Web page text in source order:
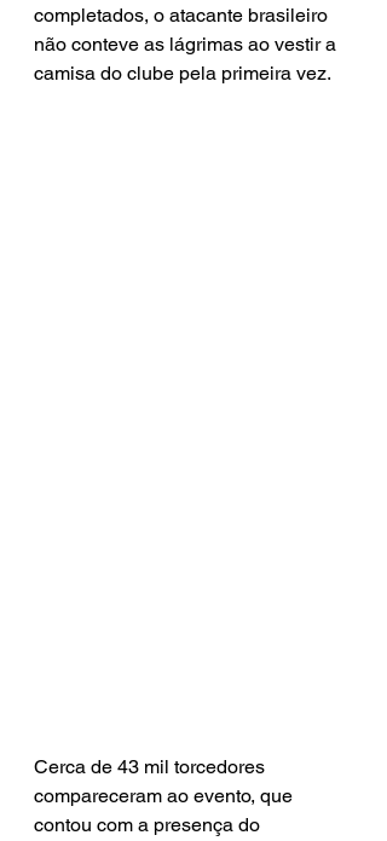
completados, o atacante brasileiro
não conteve as lágrimas ao vestir a
camisa do clube pela primeira vez.
Cerca de 43 mil torcedores
compareceram ao evento, que
contou com a presença do